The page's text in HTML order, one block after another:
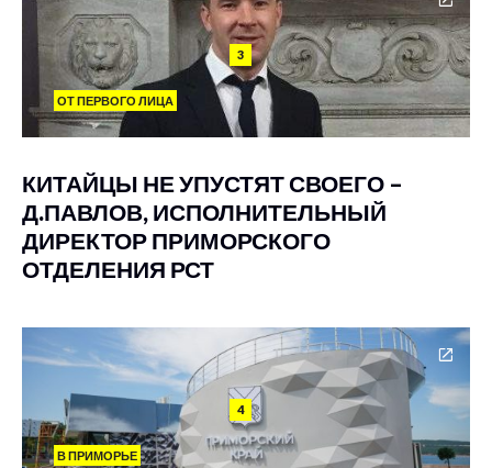
3
ОТ ПЕРВОГО ЛИЦА
КИТАЙЦЫ НЕ УПУСТЯТ СВОЕГО –
Д.ПАВЛОВ, ИСПОЛНИТЕЛЬНЫЙ
ДИРЕКТОР ПРИМОРСКОГО
ОТДЕЛЕНИЯ РСТ
4
В ПРИМОРЬЕ